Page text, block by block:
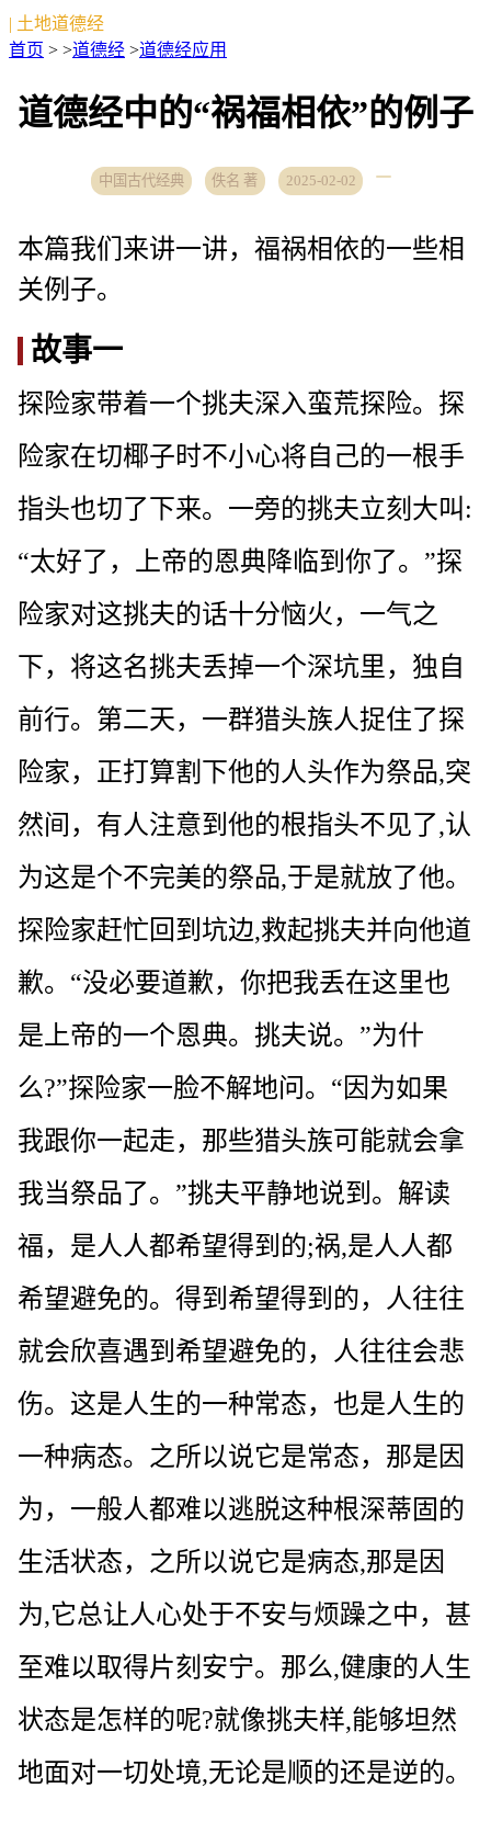
| 土地道德经
首页 > >道德经 >道德经应用
道德经中的“祸福相依”的例子
中国古代经典 佚名 著 2025-02-02
本篇我们来讲一讲，福祸相依的一些相
关例子。
故事一
探险家带着一个挑夫深入蛮荒探险。探
险家在切椰子时不小心将自己的一根手
指头也切了下来。一旁的挑夫立刻大叫:
“太好了，上帝的恩典降临到你了。”探
险家对这挑夫的话十分恼火，一气之
下，将这名挑夫丢掉一个深坑里，独自
前行。第二天，一群猎头族人捉住了探
险家，正打算割下他的人头作为祭品,突
然间，有人注意到他的根指头不见了,认
为这是个不完美的祭品,于是就放了他。
探险家赶忙回到坑边,救起挑夫并向他道
歉。“没必要道歉，你把我丢在这里也
是上帝的一个恩典。挑夫说。”为什
么?”探险家一脸不解地问。“因为如果
我跟你一起走，那些猎头族可能就会拿
我当祭品了。”挑夫平静地说到。解读
福，是人人都希望得到的;祸,是人人都
希望避免的。得到希望得到的，人往往
就会欣喜遇到希望避免的，人往往会悲
伤。这是人生的一种常态，也是人生的
一种病态。之所以说它是常态，那是因
为，一般人都难以逃脱这种根深蒂固的
生活状态，之所以说它是病态,那是因
为,它总让人心处于不安与烦躁之中，甚
至难以取得片刻安宁。那么,健康的人生
状态是怎样的呢?就像挑夫样,能够坦然
地面对一切处境,无论是顺的还是逆的。